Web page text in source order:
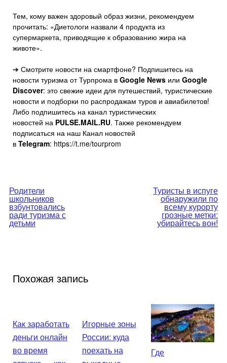
Тем, кому важен здоровый образ жизни, рекомендуем
прочитать: «Диетологи назвали 4 продукта из
супермаркета, приводящие к образованию жира на
животе».
➔ Смотрите новости на смартфоне? Подпишитесь на
новости туризма от Турпрома в Google News или Google
Discover: это свежие идеи для путешествий, туристические
новости и подборки по распродажам туров и авиабилетов!
Либо подпишитесь на канал туристических
новостей на PULSE.MAIL.RU. Также рекомендуем
подписаться на наш Канал новостей
в Telegram: https://t.me/tourprom
Навигация
по
записям
Родители
школьников
взбунтовались
ради туризма с
детьми
Туристы в испуге
обнаружили по
всему курорту
грозные метки:
убирайтесь вон!
Похожая запись
Как заработать
деньги онлайн
во время
Игорные зоны
России: куда
поехать на
Где